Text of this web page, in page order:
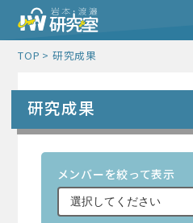
TOP 研究成果
研究成果
メンバーを絞って表示